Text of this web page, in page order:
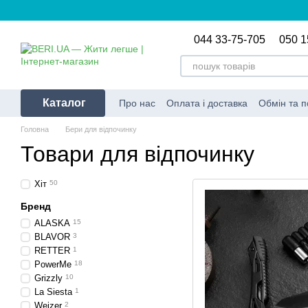
044 33-75-705 050
Каталог Про нас Оплата і доставка Обмін та
Головна Бери для відпочинку
Товари для відпочинку
Хіт 50
Бренд
ALASKA 15
BLAVOR 3
RETTER 1
PowerMe 18
Grizzly 10
La Siesta 1
Weizer 2